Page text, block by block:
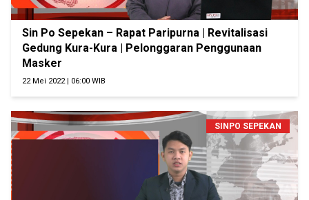
Sin Po Sepekan – Rapat Paripurna | Revitalisasi
Gedung Kura-Kura | Pelonggaran Penggunaan
Masker
22 Mei 2022 | 06:00 WIB
SINPO SEPEKAN